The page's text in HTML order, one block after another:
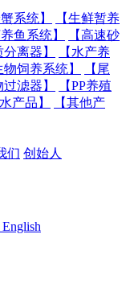
系统】
【生鲜暂养
鱼系统】
【高速砂
分离器】
【水产养
物饲养系统】
【尾
过滤器】
【PP养殖
水产品】
【其他产
们 创始人
English